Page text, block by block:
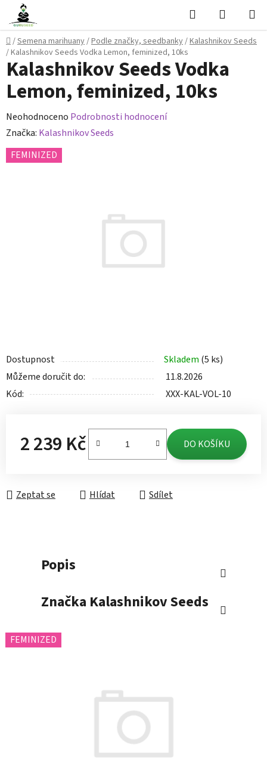
Přejít
obsah
Hledat
KOŠÍK
Domů
/Semena marihuany/Podle značky, seedbanky/Kalashnikov Seeds
/Kalashnikov Seeds Vodka Lemon, feminized, 10ks
Dostupnost Skladem (5 ks)
Můžeme doručit do:
11.8.2026
Kód:
XXX-KAL-VOL-10
2 239 Kč DO KOŠÍKU
Zeptat se Hlídat Sdílet
Kalashnikov Seeds Vodka
Lemon, feminized, 10ks
Průměrné
hodnocení
produktu
je
Neohodnoceno Podrobnosti hodnocení
Značka: Kalashnikov Seeds
FEMINIZED
Popis
Značka Kalashnikov Seeds
FEMINIZED